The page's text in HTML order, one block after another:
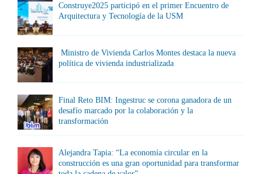
Construye2025 participó en el primer Encuentro de
Arquitectura y Tecnología de la USM
Ministro de Vivienda Carlos Montes destaca la nueva
política de vivienda industrializada
Final Reto BIM: Ingestruc se corona ganadora de un
desafío marcado por la colaboración y la
transformación
Alejandra Tapia: “La economía circular en la
construcción es una gran oportunidad para transformar